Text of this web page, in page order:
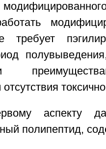
требует
аспекту
полипептид,